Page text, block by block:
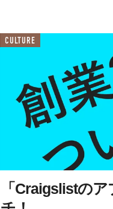
CULTURE
「Craigslistの